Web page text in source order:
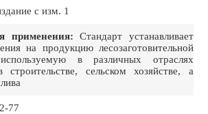
с изм. 1
применения: Стандарт устанавливает
на продукцию лесозаготовительной
в различных отраслях
сельском хозяйстве, а
77